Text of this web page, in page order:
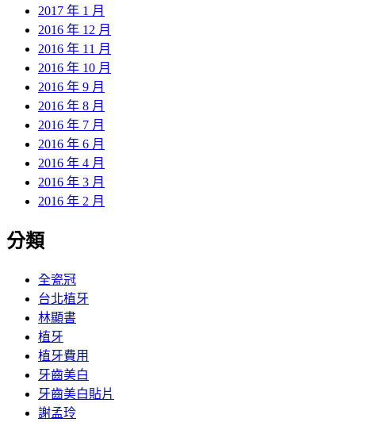
2017 年 1 月
2016 年 12 月
2016 年 11 月
2016 年 10 月
2016 年 9 月
2016 年 8 月
2016 年 7 月
2016 年 6 月
2016 年 4 月
2016 年 3 月
2016 年 2 月
分類
全瓷冠
台北植牙
林顯書
植牙
植牙費用
牙齒美白
牙齒美白貼片
謝孟玲